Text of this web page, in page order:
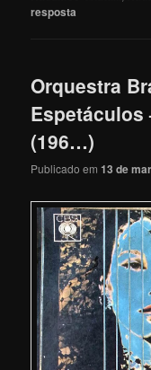
resposta
Orquestra
Espetáculos
(196…)
Publicado em13 de